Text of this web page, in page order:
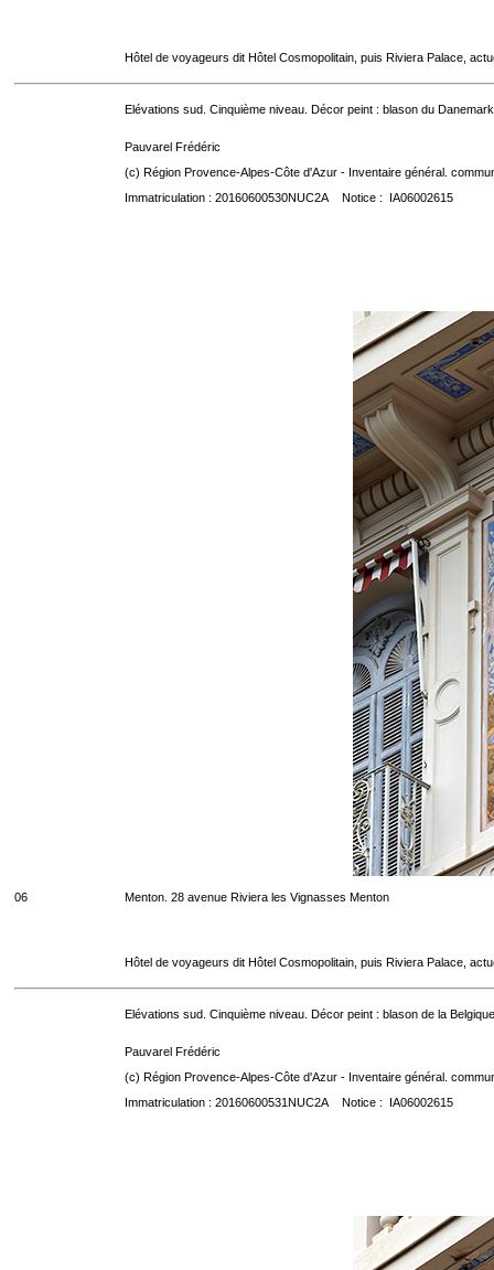
Hôtel de voyageurs dit Hôtel Cosmopolitain, puis Riviera Palace,
Elévations sud. Cinquième niveau. Décor peint : blason du
Pauvarel Frédéric
(c) Région Provence-Alpes-Côte d'Azur - Inventaire général.
Immatriculation : 20160600530NUC2A Notice : IA06002615
06 Menton. 28 avenue Riviera les Vignasses Menton
Hôtel de voyageurs dit Hôtel Cosmopolitain, puis Riviera Palace,
Elévations sud. Cinquième niveau. Décor peint : blason de la
Pauvarel Frédéric
(c) Région Provence-Alpes-Côte d'Azur - Inventaire général.
Immatriculation : 20160600531NUC2A Notice : IA06002615